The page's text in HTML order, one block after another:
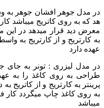
در مدل جوهر افشان جوهر به
هد که به روی کاتریج میباشد
معرض دید قرار میدهد در این
به کارتریج و از کارتریج به
عهده دارد
در مدل لیزری : تونر به جای
طراحی به روی کاغذ را به
پرینتر به کارتریج و از کاتریج
به روی کاغذ چاپ میگردد کار
میباشد